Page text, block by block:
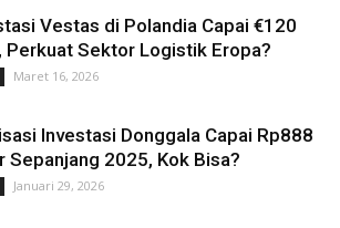
Vestas di Polandia Capai €120
Perkuat Sektor Logistik Eropa?
Maret 16, 2026
Investasi Donggala Capai Rp888
Sepanjang 2025, Kok Bisa?
Januari 29, 2026